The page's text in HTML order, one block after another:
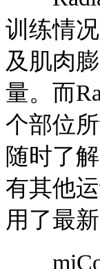
训练情
及肌肉
量。而
个部位
随时了
有其他
用了最